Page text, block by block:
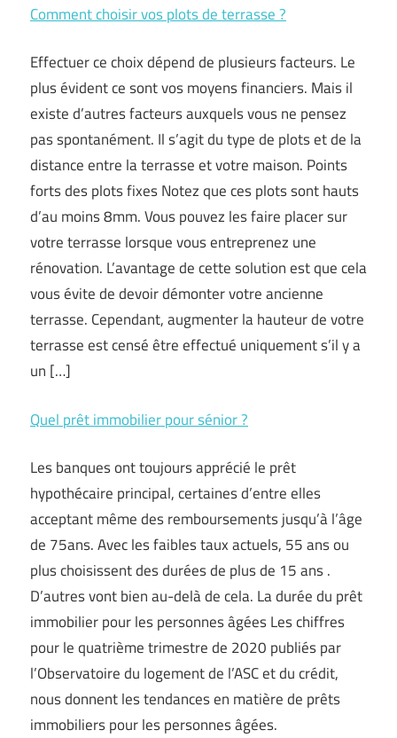
Comment choisir vos plots de terrasse ?
Effectuer ce choix dépend de plusieurs facteurs. Le
plus évident ce sont vos moyens financiers. Mais il
existe d’autres facteurs auxquels vous ne pensez
pas spontanément. Il s’agit du type de plots et de la
distance entre la terrasse et votre maison. Points
forts des plots fixes Notez que ces plots sont hauts
d’au moins 8mm. Vous pouvez les faire placer sur
votre terrasse lorsque vous entreprenez une
rénovation. L’avantage de cette solution est que cela
vous évite de devoir démonter votre ancienne
terrasse. Cependant, augmenter la hauteur de votre
terrasse est censé être effectué uniquement s’il y a
un […]
Quel prêt immobilier pour sénior ?
Les banques ont toujours apprécié le prêt
hypothécaire principal, certaines d’entre elles
acceptant même des remboursements jusqu’à l’âge
de 75ans. Avec les faibles taux actuels, 55 ans ou
plus choisissent des durées de plus de 15 ans .
D’autres vont bien au-delà de cela. La durée du prêt
immobilier pour les personnes âgées Les chiffres
pour le quatrième trimestre de 2020 publiés par
l’Observatoire du logement de l’ASC et du crédit,
nous donnent les tendances en matière de prêts
immobiliers pour les personnes âgées.